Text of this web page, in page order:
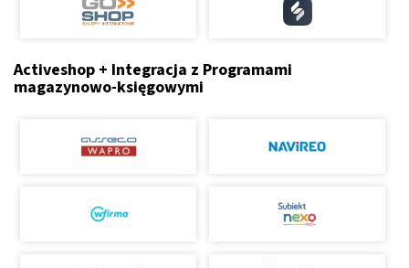
Activeshop + Integracja z Programami
magazynowo-księgowymi